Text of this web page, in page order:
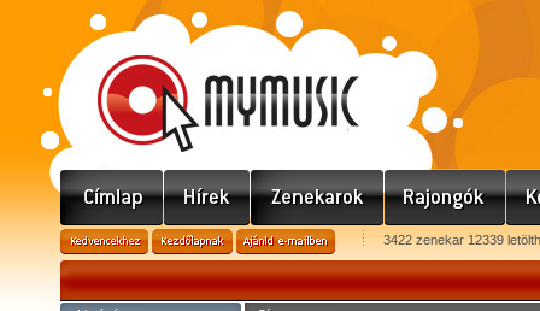
3422 zenekar 12339